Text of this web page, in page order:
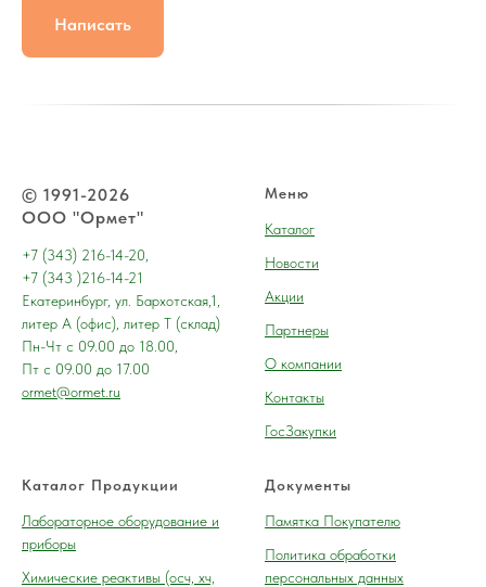
Написать
© 1991-2026
ООО "Ормет"
+7 (343) 216-14-20,
+7 (343 )216-14-21
Екатеринбург, ул. Бархотская,1,
литер А (офис), литер Т (склад)
Пн-Чт с 09.00 до 18.00,
Пт с 09.00 до 17.00
ormet@ormet.ru
Меню
Каталог
Новости
Акции
Партнеры
О компании
Контакты
ГосЗакупки
Каталог Продукции
Лабораторное оборудование и
приборы
Химические реактивы (осч, хч,
Документы
Памятка Покупателю
Политика обработки
персональных данных